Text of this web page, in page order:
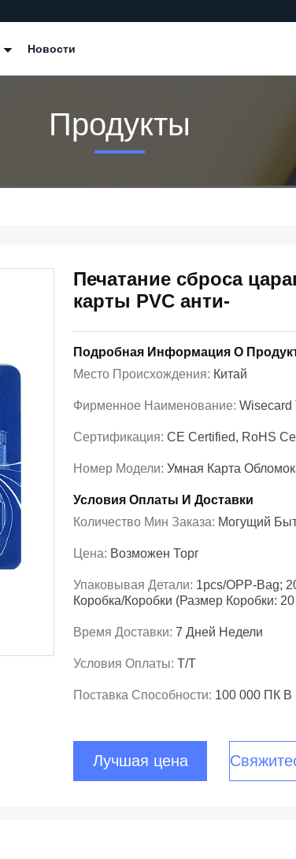
Новости
Продукты
Печатание сброса
карты PVC анти-
Подробная Информация О
Место Происхождения: Китай
Фирменное Наименование: Wisecard
Сертификация: CE Certified, RoHS
Номер Модели: Умная Карта
Условия Оплаты И Доставки
Количество Мин Заказа: Могущий
Цена: Возможен Торг
Упаковывая Детали: 1pcs/OPP-Bag;
Коробка/коробки (размер Коробки:
Время Доставки: 7 Дней Недели
Условия Оплаты: T/T
Поставка Способности: 100 000 ПК
Лучшая цена